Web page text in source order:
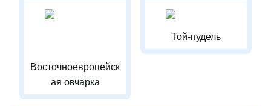
Восточноевропейск
ая овчарка
Той-пудель